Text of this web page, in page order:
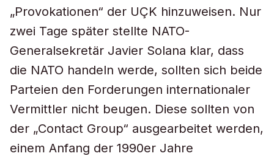
„Provokationen“ der UÇK hinzuweisen. Nur
zwei Tage später stellte NATO-
Generalsekretär Javier Solana klar, dass
die NATO handeln werde, sollten sich beide
Parteien den Forderungen internationaler
Vermittler nicht beugen. Diese sollten von
der „Contact Group“ ausgearbeitet werden,
einem Anfang der 1990er Jahre